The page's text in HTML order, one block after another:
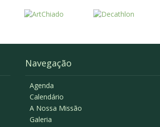
Navegação
Agenda
Calendário
A Nossa Missão
Galeria